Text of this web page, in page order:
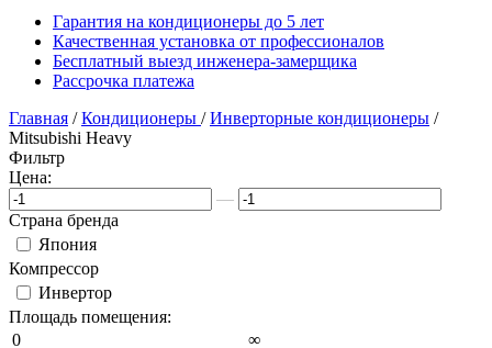
Гарантия на кондиционеры до 5 лет
Качественная установка от профессионалов
Бесплатный выезд инженера-замерщика
Рассрочка платежа
Главная /Кондиционеры /Инверторные кондиционеры /
Mitsubishi Heavy
Фильтр
Цена:
—
Страна бренда
Япония
Компрессор
Инвертор
Площадь помещения:
0
∞